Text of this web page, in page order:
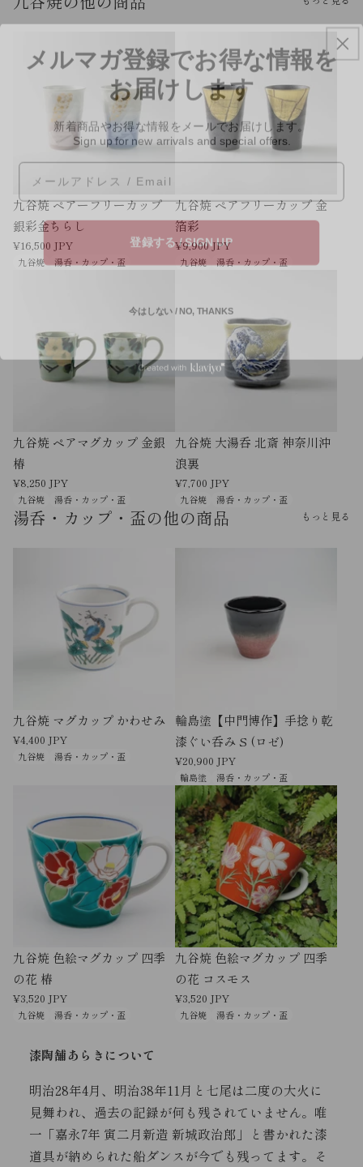
九谷焼 ペアーフリーカップ
銀彩金ちらし
¥16,500 JPY
九谷焼 湯呑・カップ・盃
九谷焼 ペアフリーカップ 金
箔彩
¥9,900 JPY
九谷焼 湯呑・カップ・盃
九谷焼 ペアマグカップ 金銀
椿
¥8,250 JPY
九谷焼 湯呑・カップ・盃
九谷焼 大湯呑 北斎 神奈川沖
浪裏
¥7,700 JPY
九谷焼 湯呑・カップ・盃
湯呑・カップ・盃の他の商品 もっと見る
九谷焼 マグカップ かわせみ
¥4,400 JPY
九谷焼 湯呑・カップ・盃
輪島塗【中門博作】手捻り乾
漆ぐい呑み S (ロゼ)
¥20,900 JPY
輪島塗 湯呑・カップ・盃
九谷焼 色絵マグカップ 四季
の花 椿
¥3,520 JPY
九谷焼 湯呑・カップ・盃
九谷焼 色絵マグカップ 四季
の花 コスモス
¥3,520 JPY
九谷焼 湯呑・カップ・盃
漆陶舗あらきについて
明治28年4月、明治38年11月と七尾は二度の大火に
見舞われ、過去の記録が何も残されていません。唯
一「嘉永7年 寅二月新造 新城政治郎」と書かれた漆
道具が納められた船ダンスが今でも残ってます。そ
メルマガ登録でお得な情報を
お届けします
新着商品やお得な情報をメールでお届けします。
Sign up for new arrivals and special offers.
Email
登録する / SIGN UP